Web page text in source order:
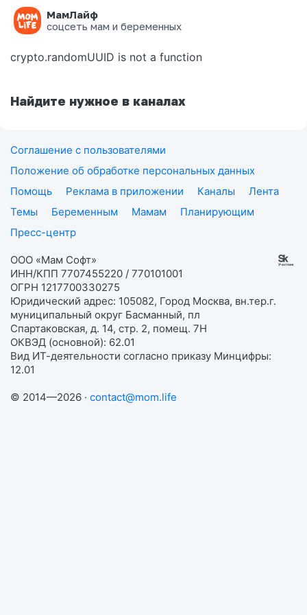
МамЛайф
соцсеть мам и беременных
Ошибка на странице
crypto.randomUUID is not a function
Найдите нужное в каналах
Соглашение с пользователями
Положение об обработке персональных данных
Помощь
Реклама в приложении Каналы
Лента
Темы
Беременным Мамам
Планирующим
Пресс-центр
ООО «Мам Софт»
ИНН/КПП 7707455220 / 770101001
ОГРН 1217700330275
Юридический адрес: 105082, Город Москва, вн.тер.г.
муниципальный округ Басманный, пл
Спартаковская, д. 14, стр. 2, помещ. 7Н
ОКВЭД (основной): 62.01
Вид ИТ-деятельности согласно приказу Минцифры:
12.01
© 2014—2026 · contact@mom.life